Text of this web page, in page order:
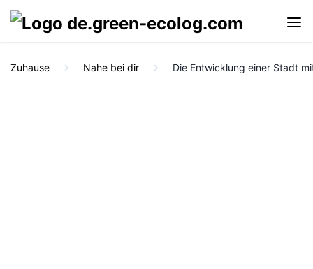
Zuhause Nahe bei dir Die Entwicklung einer Stadt